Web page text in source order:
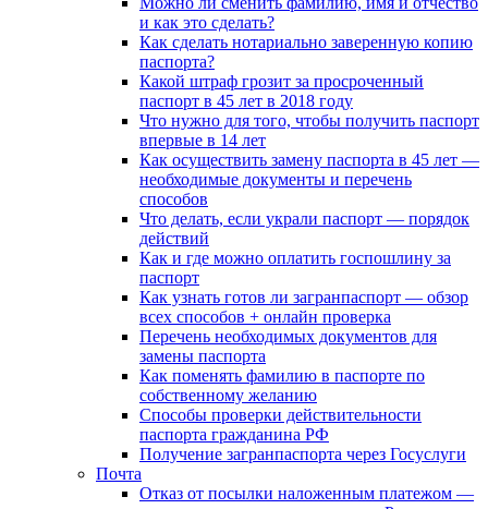
и как это сделать?
Как сделать нотариально заверенную копию
паспорта?
Какой штраф грозит за просроченный
паспорт в 45 лет в 2018 году
Что нужно для того, чтобы получить паспорт
впервые в 14 лет
Как осуществить замену паспорта в 45 лет —
необходимые документы и перечень
способов
Что делать, если украли паспорт — порядок
действий
Как и где можно оплатить госпошлину за
паспорт
Как узнать готов ли загранпаспорт — обзор
всех способов + онлайн проверка
Перечень необходимых документов для
замены паспорта
Как поменять фамилию в паспорте по
собственному желанию
Способы проверки действительности
паспорта гражданина РФ
Получение загранпаспорта через Госуслуги
Почта
Отказ от посылки наложенным платежом —